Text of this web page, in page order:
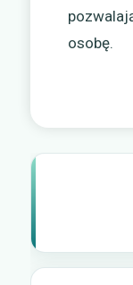
osobę.